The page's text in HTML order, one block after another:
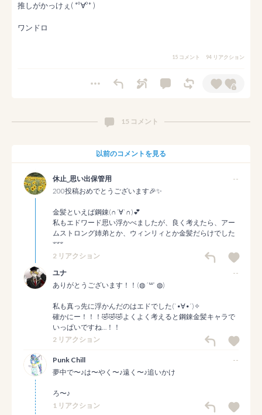
推しがかっけぇ( *°∀°* )
ワンドロ
15 コメント 94 リアクション
15 コメント
以前のコメントを見る
休止_思い出保管用
--
200投稿おめでとうございます🎉✨️
金髪といえば鋼錬(∩´∀`∩)💕
私もエドワード思い浮かべましたが、良く考えたら、アー
ムストロング姉弟とか、ウィンリィとか金髪だらけでした
𐤔𐤔𐤔
2 リアクション
ユナ
--
ありがとうございます！！(◍ ´꒳` ◍)
私も真っ先に浮かんだのはエドでした(`•∀•´)✧
確かにー！！！🤣🤣🤣よくよく考えると鋼錬金髪キャラで
いっぱいですね…！！
2 リアクション
Punk Chill
--
夢中で〜♪は〜やく〜♪遠く〜♪追いかけ
ろ〜♪
1 リアクション